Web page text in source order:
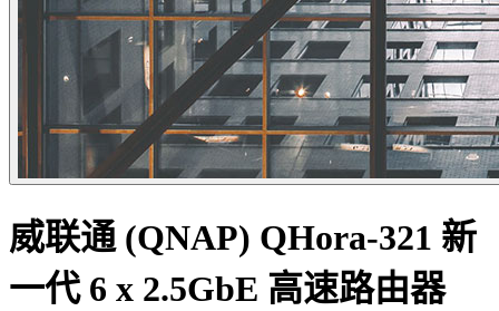
威联通 (QNAP) QHora-321 新
一代 6 x 2.5GbE 高速路由器